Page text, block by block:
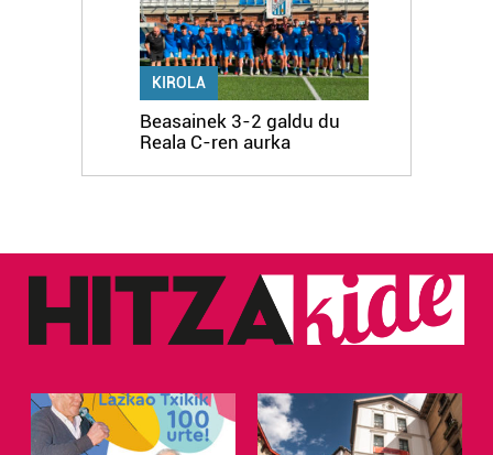
KIROLA
Beasainek 3-2 galdu du
Reala C-ren aurka